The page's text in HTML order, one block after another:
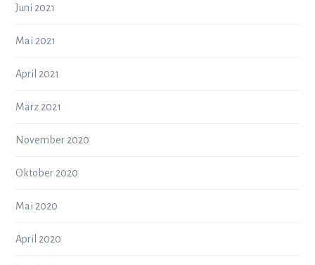
Juni 2021
Mai 2021
April 2021
März 2021
November 2020
Oktober 2020
Mai 2020
April 2020